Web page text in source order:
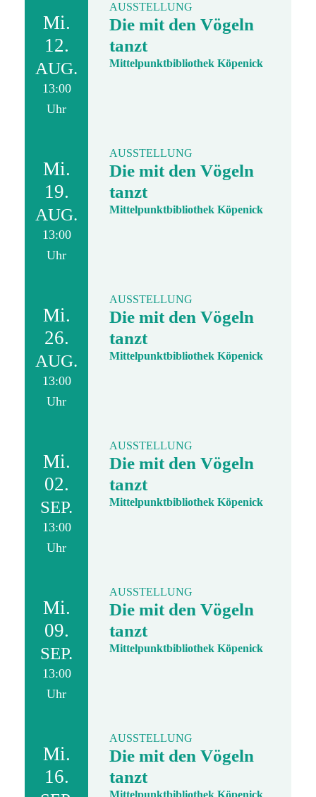
Mi.
12.
AUG.
13:00
Uhr
AUSSTELLUNG
Die mit den Vögeln
tanzt
Mittelpunktbibliothek Köpenick
Mi.
19.
AUG.
13:00
Uhr
AUSSTELLUNG
Die mit den Vögeln
tanzt
Mittelpunktbibliothek Köpenick
Mi.
26.
AUG.
13:00
Uhr
AUSSTELLUNG
Die mit den Vögeln
tanzt
Mittelpunktbibliothek Köpenick
Mi.
02.
SEP.
13:00
Uhr
AUSSTELLUNG
Die mit den Vögeln
tanzt
Mittelpunktbibliothek Köpenick
Mi.
09.
SEP.
13:00
Uhr
AUSSTELLUNG
Die mit den Vögeln
tanzt
Mittelpunktbibliothek Köpenick
Mi.
16.
AUSSTELLUNG
Die mit den Vögeln
tanzt
Mittelpunktbibliothek Köpenick